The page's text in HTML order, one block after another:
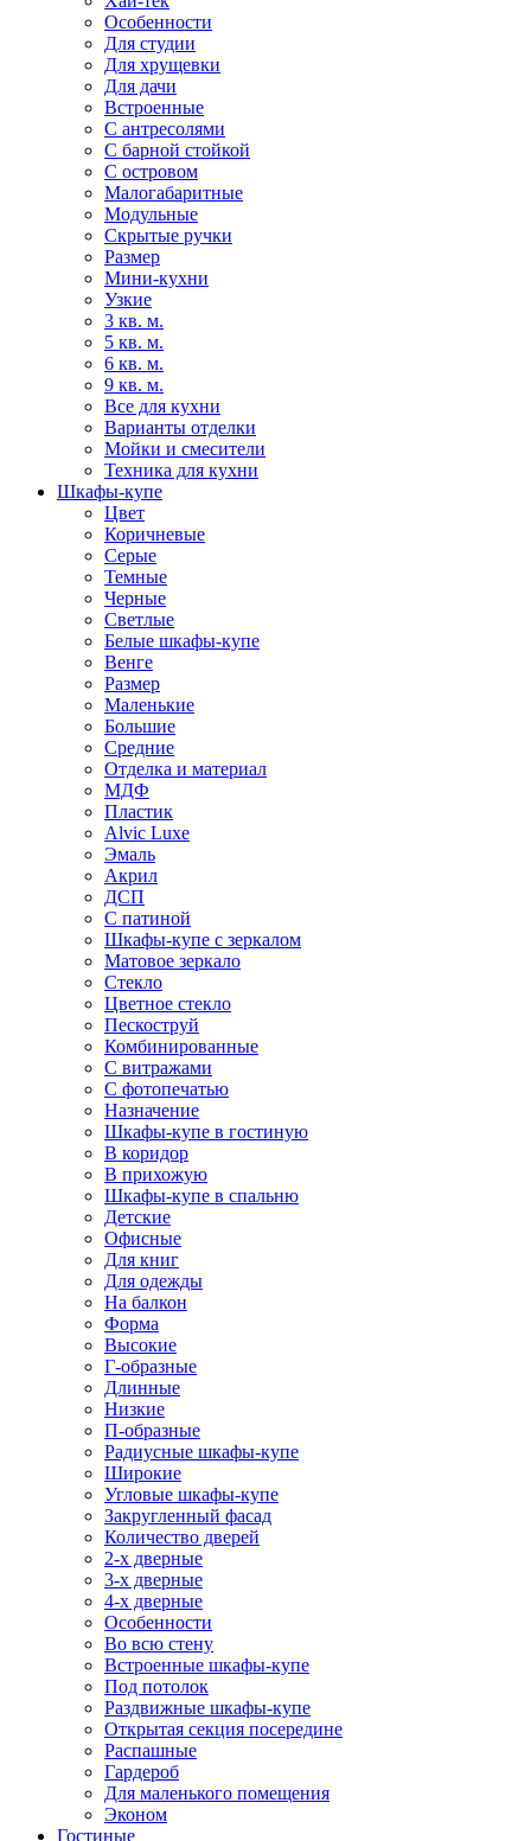
Особенности
Для студии
Для хрущевки
Для дачи
Встроенные
С антресолями
С барной стойкой
С островом
Малогабаритные
Модульные
Скрытые ручки
Размер
Мини-кухни
Узкие
3 кв. м.
5 кв. м.
6 кв. м.
9 кв. м.
Все для кухни
Варианты отделки
Мойки и смесители
Техника для кухни
Шкафы-купе
Цвет
Коричневые
Серые
Темные
Черные
Светлые
Белые шкафы-купе
Венге
Размер
Маленькие
Большие
Средние
Отделка и материал
МДФ
Пластик
Alvic Luxe
Эмаль
Акрил
ДСП
С патиной
Шкафы-купе с зеркалом
Матовое зеркало
Стекло
Цветное стекло
Пескоструй
Комбинированные
С витражами
С фотопечатью
Назначение
Шкафы-купе в гостиную
В коридор
В прихожую
Шкафы-купе в спальню
Детские
Офисные
Для книг
Для одежды
На балкон
Форма
Высокие
Г-образные
Длинные
Низкие
П-образные
Радиусные шкафы-купе
Широкие
Угловые шкафы-купе
Закругленный фасад
Количество дверей
2-х дверные
3-х дверные
4-х дверные
Особенности
Во всю стену
Встроенные шкафы-купе
Под потолок
Раздвижные шкафы-купе
Открытая секция посередине
Распашные
Гардероб
Для маленького помещения
Эконом
Гостиные